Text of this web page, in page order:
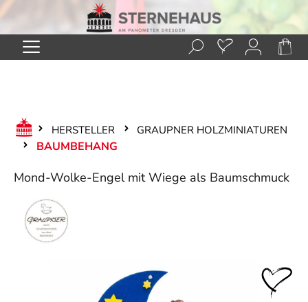
Zum Hauptinhalt springen
HERSTELLER GRAUPNER HOLZMINIATUREN
BAUMBEHANG
Mond-Wolke-Engel mit Wiege als Baumschmuck
Bildergalerie überspringen